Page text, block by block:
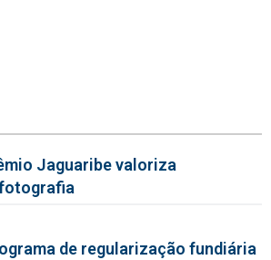
Jaguaribe valoriza
de regularização fundiária